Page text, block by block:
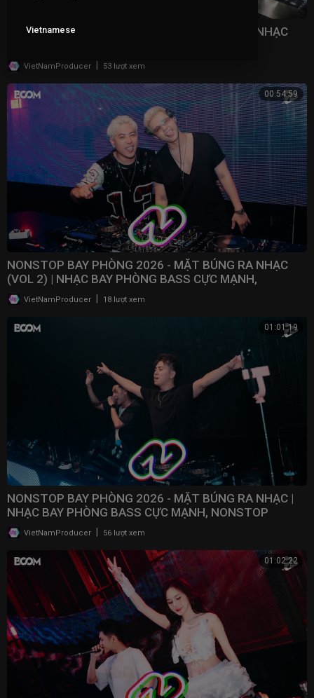
NONSTOP BAY PHÒNG 2026 - MẶT BÚNG RA NHẠC
NONSTOP 2025
VietNamProducer 53 lượt xem
00:54:59
NONSTOP BAY PHÒNG 2026 - MẶT BÚNG RA NHẠC
(VOL 2) | NHẠC BAY PHÒNG BASS CỰC MẠNH,
NONSTOP 2025
VietNamProducer 18 lượt xem
01:01:19
NONSTOP BAY PHÒNG 2026 - MẶT BÚNG RA NHẠC |
NHẠC BAY PHÒNG BASS CỰC MẠNH, NONSTOP
VINAHOUSE 2025
VietNamProducer | 56 lượt xem
01:02:22
Vietnamese